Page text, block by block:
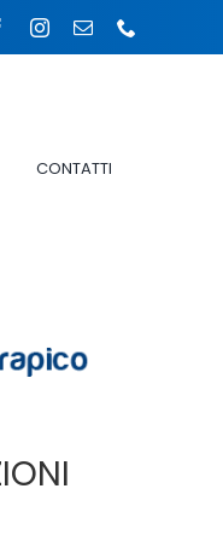
CONTATTI